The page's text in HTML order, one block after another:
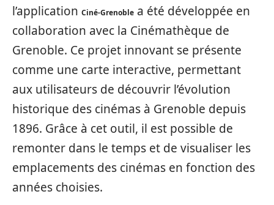
l’application Ciné-Grenoble a été développée en
collaboration avec la Cinémathèque de
Grenoble. Ce projet innovant se présente
comme une carte interactive, permettant
aux utilisateurs de découvrir l’évolution
historique des cinémas à Grenoble depuis
1896. Grâce à cet outil, il est possible de
remonter dans le temps et de visualiser les
emplacements des cinémas en fonction des
années choisies.